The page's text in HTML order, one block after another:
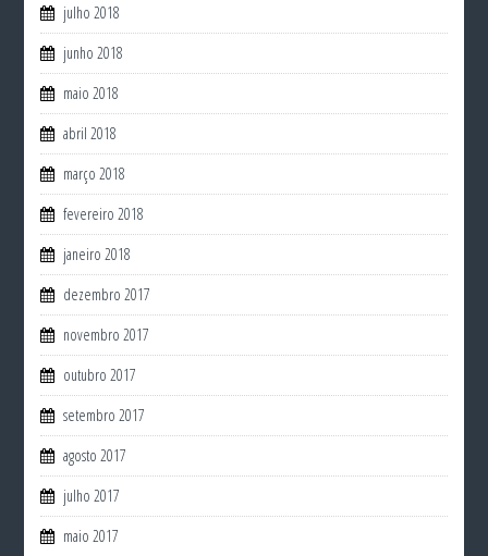
julho 2018
junho 2018
maio 2018
abril 2018
março 2018
fevereiro 2018
janeiro 2018
dezembro 2017
novembro 2017
outubro 2017
setembro 2017
agosto 2017
julho 2017
maio 2017